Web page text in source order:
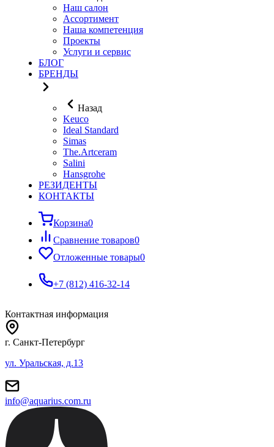
Наш салон
Ассортимент
Наша компетенция
Проекты
Услуги и сервис
БЛОГ
БРЕНДЫ
Назад
Keuco
Ideal Standard
Simas
The.Artceram
Salini
Hansgrohe
РЕЗИДЕНТЫ
КОНТАКТЫ
Корзина0
Сравнение товаров0
Отложенные товары0
+7 (812) 416-32-14
Контактная информация
г. Санкт-Петербург
ул. Уральская, д.13
info@aquarius.com.ru